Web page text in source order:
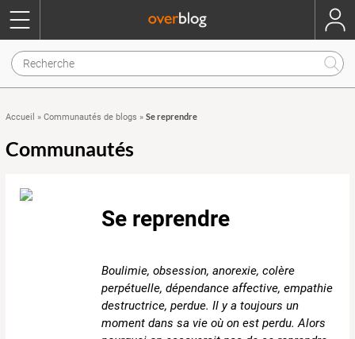
Accueil » Communautés de blogs » Se reprendre
Communautés
Se reprendre
Boulimie, obsession, anorexie, colère
perpétuelle, dépendance affective, empathie
destructrice, perdue. Il y a toujours un
moment dans sa vie où on est perdu. Alors